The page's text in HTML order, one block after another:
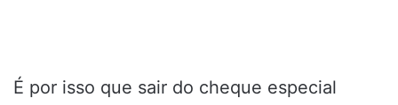
É por isso que sair do cheque especial